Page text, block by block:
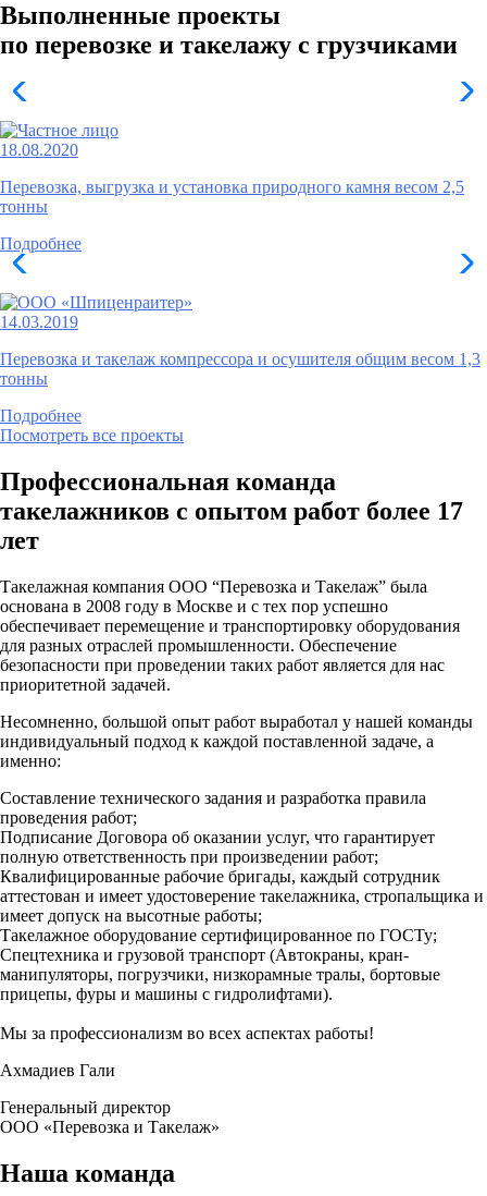
Выполненные проекты
по перевозке и такелажу с грузчиками
18.08.2020
Перевозка, выгрузка и установка природного камня весом 2,5
тонны
Подробнее
14.03.2019
Перевозка и такелаж компрессора и осушителя общим весом 1,3
тонны
Подробнее
Посмотреть все проекты
Профессиональная команда
такелажников с опытом работ более 17
лет
Такелажная компания ООО “Перевозка и Такелаж” была
основана в 2008 году в Москве и с тех пор успешно
обеспечивает перемещение и транспортировку оборудования
для разных отраслей промышленности. Обеспечение
безопасности при проведении таких работ является для нас
приоритетной задачей.
Несомненно, большой опыт работ выработал у нашей команды
индивидуальный подход к каждой поставленной задаче, а
именно:
Составление технического задания и разработка правила
проведения работ;
Подписание Договора об оказании услуг, что гарантирует
полную ответственность при произведении работ;
Квалифицированные рабочие бригады, каждый сотрудник
аттестован и имеет удостоверение такелажника, стропальщика и
имеет допуск на высотные работы;
Такелажное оборудование сертифицированное по ГОСТу;
Спецтехника и грузовой транспорт (Автокраны, кран-
манипуляторы, погрузчики, низкорамные тралы, бортовые
прицепы, фуры и машины с гидролифтами).
Мы за профессионализм во всех аспектах работы!
Ахм адиев Гали
Генеральный дирек тор
ООО «Перевозка и Такелаж»
Наша команда